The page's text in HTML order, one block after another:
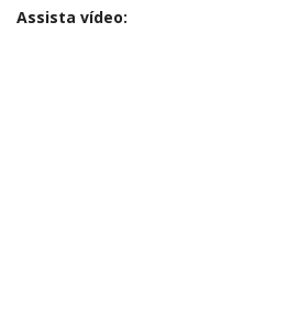
Assista vídeo: